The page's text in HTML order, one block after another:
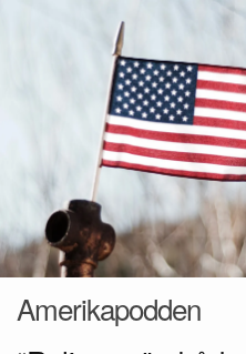
Amerikapodden